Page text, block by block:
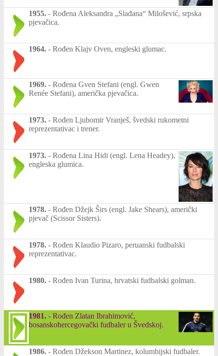
1955. - Rođena Aleksandra „Slađana“ Milošević, srpska
pjevačica.
1964. - Rođen Klajv Oven, engleski glumac.
1969. - Rođena Gven Stefani (engl. Gwen
Renée Stefani), američka pjevačica.
1973. - Rođen Ljubomir Vranješ, švedski rukometni
reprezentativac i trener.
1973. - Rođena Lina Hidi (engl. Lena Headey),
engleska glumica.
1978. - Rođen Džejk Širs (engl. Jake Shears), američki
pjevač (Scissor Sisters).
1978. - Rođen Klaudio Pizaro, peruanski fudbalski
reprezentativac.
1980. - Rođen Ivan Turina, hrvatski fudbalski golman.
1981. - Rođen Zlatan Ibrahimović,
bosanskohercegovački fudbaler u Švedskoj.
1986. - Rođen Džekson Martinez, kolumbijski fudbaler.